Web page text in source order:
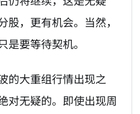
，更有机会。当然，
是要等待契机。
的大重组行情出现之
对无疑的。即使出现周